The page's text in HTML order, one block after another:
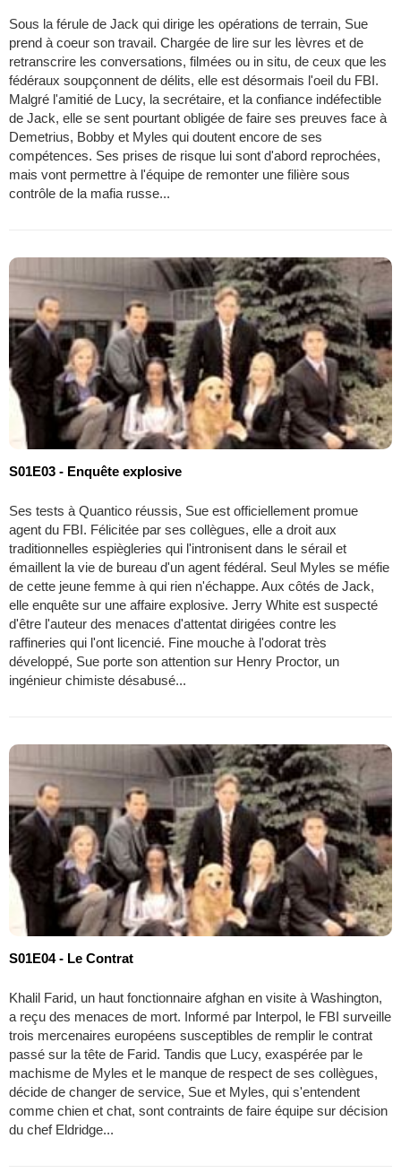
Sous la férule de Jack qui dirige les opérations de terrain, Sue
prend à coeur son travail. Chargée de lire sur les lèvres et de
retranscrire les conversations, filmées ou in situ, de ceux que les
fédéraux soupçonnent de délits, elle est désormais l'oeil du FBI.
Malgré l'amitié de Lucy, la secrétaire, et la confiance indéfectible
de Jack, elle se sent pourtant obligée de faire ses preuves face à
Demetrius, Bobby et Myles qui doutent encore de ses
compétences. Ses prises de risque lui sont d'abord reprochées,
mais vont permettre à l'équipe de remonter une filière sous
contrôle de la mafia russe...
S01E03 - Enquête explosive
Ses tests à Quantico réussis, Sue est officiellement promue
agent du FBI. Félicitée par ses collègues, elle a droit aux
traditionnelles espiègleries qui l'intronisent dans le sérail et
émaillent la vie de bureau d'un agent fédéral. Seul Myles se méfie
de cette jeune femme à qui rien n'échappe. Aux côtés de Jack,
elle enquête sur une affaire explosive. Jerry White est suspecté
d'être l'auteur des menaces d'attentat dirigées contre les
raffineries qui l'ont licencié. Fine mouche à l'odorat très
développé, Sue porte son attention sur Henry Proctor, un
ingénieur chimiste désabusé...
S01E04 - Le Contrat
Khalil Farid, un haut fonctionnaire afghan en visite à Washington,
a reçu des menaces de mort. Informé par Interpol, le FBI surveille
trois mercenaires européens susceptibles de remplir le contrat
passé sur la tête de Farid. Tandis que Lucy, exaspérée par le
machisme de Myles et le manque de respect de ses collègues,
décide de changer de service, Sue et Myles, qui s'entendent
comme chien et chat, sont contraints de faire équipe sur décision
du chef Eldridge...